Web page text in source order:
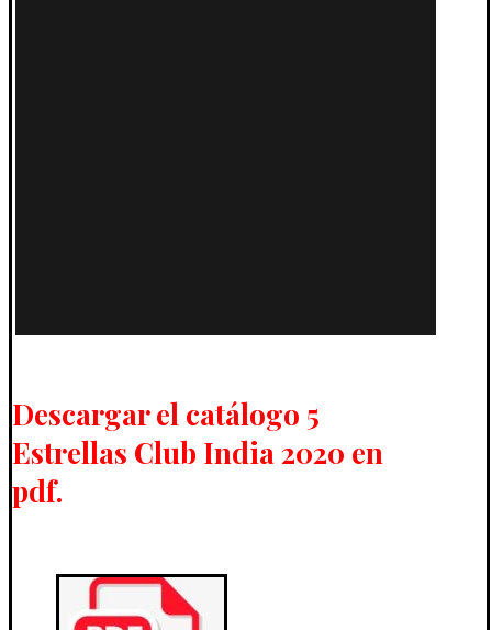
Descargar el catálogo 5
Estrellas Club India 2020 en
pdf.